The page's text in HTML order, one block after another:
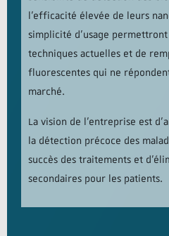
l’efficacité élevée de leurs
simplicité d’usage
techniques actuelles et de
fluorescentes qui ne
marché.
La vision de l’entreprise est
la détection précoce des
succès des traitements et
secondaires pour les patients.